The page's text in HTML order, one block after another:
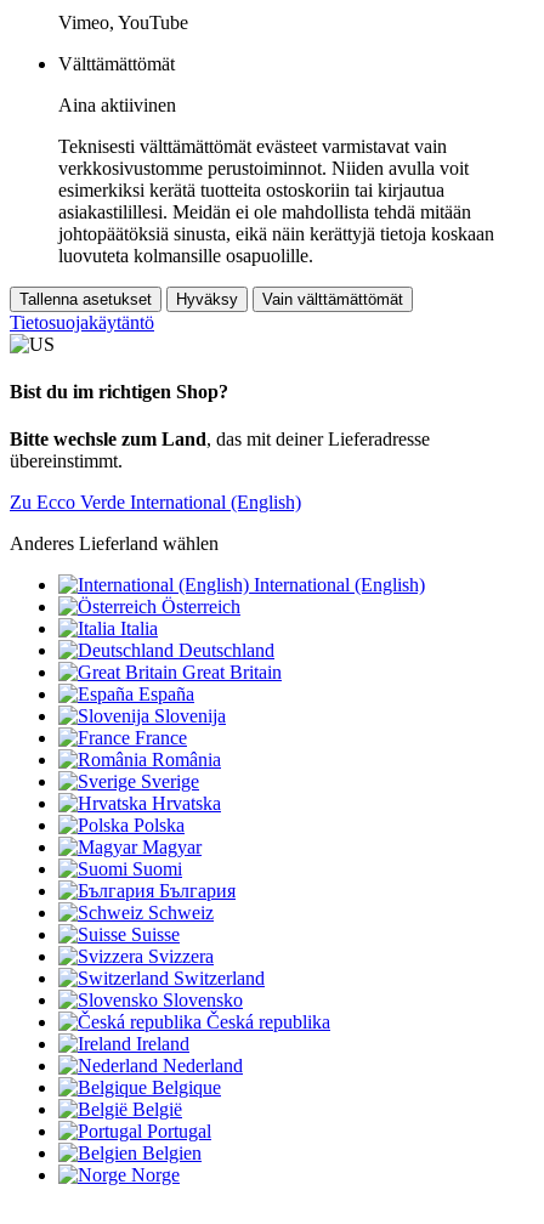
Vimeo, YouTube
Välttämättömät
Aina aktiivinen
Teknisesti välttämättömät evästeet varmistavat vain
verkkosivustomme perustoiminnot. Niiden avulla voit
esimerkiksi kerätä tuotteita ostoskoriin tai kirjautua
asiakastilillesi. Meidän ei ole mahdollista tehdä mitään
johtopäätöksiä sinusta, eikä näin kerättyjä tietoja koskaan
luovuteta kolmansille osapuolille.
Tallenna asetukset Hyväksy Vain välttämättömät
Tietosuojakäytäntö
Bist du im richtigen Shop?
Bitte wechsle zum Land, das mit deiner Lieferadresse
übereinstimmt.
Zu Ecco Verde International (English)
Anderes Lieferland wählen
International (English)
Österreich
Italia
Deutschland
Great Britain
España
Slovenija
France
România
Sverige
Hrvatska
Polska
Magyar
Suomi
България
Schweiz
Suisse
Svizzera
Switzerland
Slovensko
Česká republika
Ireland
Nederland
Belgique
België
Portugal
Belgien
Norge